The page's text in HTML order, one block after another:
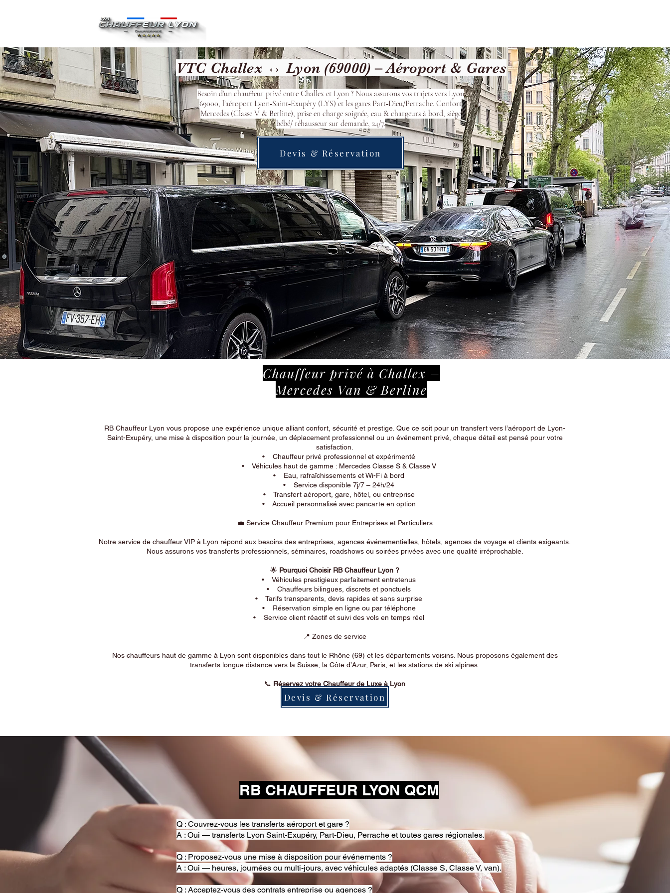
VTC Challex ↔ Lyon (69000) – Aéroport & Gares
Besoin d’un chauffeur privé entre Challex et Lyon ? Nous assurons vos trajets vers Lyon
69000, l’aéroport Lyon‑Saint‑Exupéry (LYS) et les gares Part‑Dieu/Perrache. Confort
Mercedes (Classe V & Berline), prise en charge soignée, eau & chargeurs à bord, siège
bébé/ réhausseur sur demande, 24/7.
Devis & Réservation
Chauffeur privé à Challex –
Mercedes Van & Berline
RB Chauffeur Lyon vous propose une expérience unique alliant confort, sécurité et prestige. Que ce soit pour un transfert vers l’aéroport de Lyon-
Saint-Exupéry, une mise à disposition pour la journée, un déplacement professionnel ou un événement privé, chaque détail est pensé pour votre
satisfaction.
• Chauffeur privé professionnel et expérimenté
• Véhicules haut de gamme : Mercedes Classe S & Classe V
• Eau, rafraîchissements et Wi-Fi à bord
• Service disponible 7j/7 – 24h/24
• Transfert aéroport, gare, hôtel, ou entreprise
• Accueil personnalisé avec pancarte en option
💼 Service Chauffeur Premium pour Entreprises et Particuliers
Notre service de chauffeur VIP à Lyon répond aux besoins des entreprises, agences événementielles, hôtels, agences de voyage et clients exigeants.
Nous assurons vos transferts professionnels, séminaires, roadshows ou soirées privées avec une qualité irréprochable.
🌟 Pourquoi Choisir RB Chauffeur Lyon ?
• Véhicules prestigieux parfaitement entretenus
• Chauffeurs bilingues, discrets et ponctuels
• Tarifs transparents, devis rapides et sans surprise
• Réservation simple en ligne ou par téléphone
• Service client réactif et suivi des vols en temps réel
📍 Zones de service
Nos chauffeurs haut de gamme à Lyon sont disponibles dans tout le Rhône (69) et les départements voisins. Nous proposons également des
transferts longue distance vers la Suisse, la Côte d’Azur, Paris, et les stations de ski alpines.
📞 Réservez votre Chauffeur de Luxe à Lyon
Devis & Réservation
RB CHAUFFEUR LYON QCM
Q : Couvrez-vous les transferts aéroport et gare ?
A : Oui — transferts Lyon Saint-Exupéry, Part-Dieu, Perrache et toutes gares régionales.
Q : Proposez-vous une mise à disposition pour événements ?
A : Oui — heures, journées ou multi-jours, avec véhicules adaptés (Classe S, Classe V, van).
Q : Acceptez-vous des contrats entreprise ou agences ?